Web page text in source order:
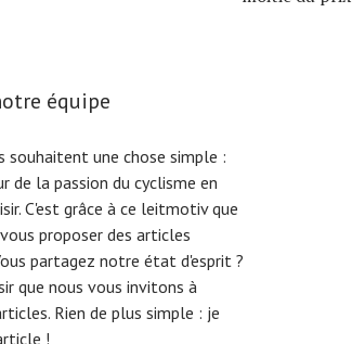
équipe
souhaitent une chose simple :
de la passion du cyclisme en
C'est grâce à ce leitmotiv que
proposer des articles
partagez notre état d'esprit ?
que nous vous invitons à
Rien de plus simple : je
!